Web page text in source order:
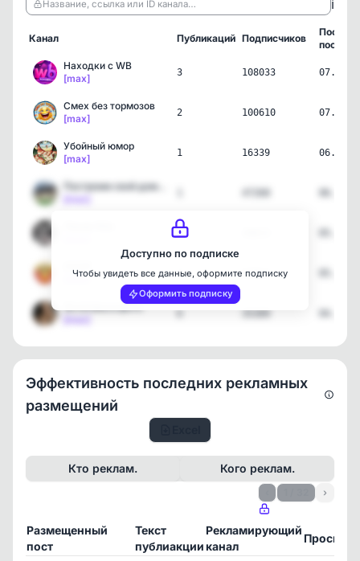
Название, ссылка или ID канала… ℹ️
Канал Публикаций Подписчиков
пост
Находки с WB
[max]
3 108033
Смех без тормозов
[max]
2 100610
Убойный юмор
[max]
1 16339
Построим свой дом | Стро…
3
[max]
3 41012
Эстетика в фото
6 35309
Доступно по подписке
Чтобы увидеть все данные, оформите подписку
Оформить подписку
Эффективность последних рекламных
размещений
Кто реклам. Кого реклам.
›
Размещенный
пост
Текст
публиакции
Рекламирующий
канал